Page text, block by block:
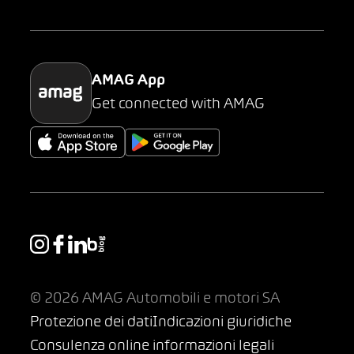
Parking
AMAG App
Get connected with AMAG
© 2026 AMAG Automobili e motori SA
Protezione dei datiIndicazioni giuridiche
Consulenza online informazioni legali